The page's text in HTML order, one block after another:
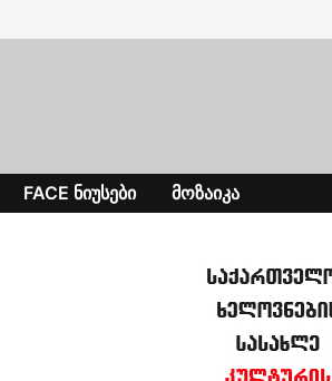
FACE ᲜᲘᲣᲡᲔᲑᲘ ᲛᲝᲖᲐᲘᲙᲐ